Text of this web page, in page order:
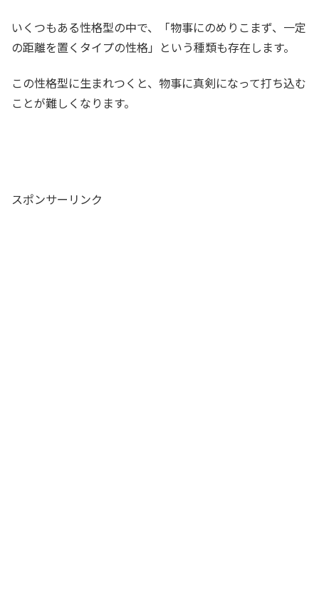
いくつもある性格型の中で、「物事にのめりこまず、一定
の距離を置くタイプの性格」という種類も存在します。
この性格型に生まれつくと、物事に真剣になって打ち込む
ことが難しくなります。
スポンサーリンク